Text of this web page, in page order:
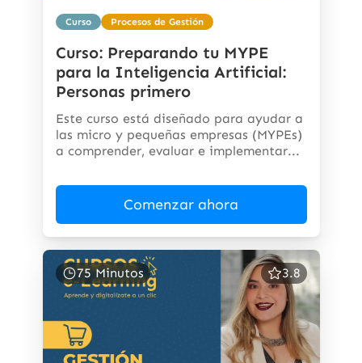
Curso Procesos de Gestión
Curso: Preparando tu MYPE
para la Inteligencia Artificial:
Personas primero
Este curso está diseñado para ayudar a
las micro y pequeñas empresas (MYPEs)
a comprender, evaluar e implementar...
Comenzar ahora
75 Minutos 3.8